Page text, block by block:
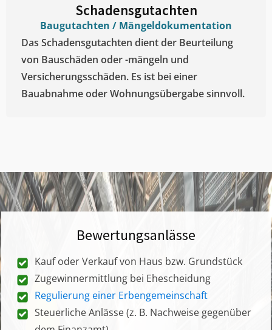
Schadensgutachten
Baugutachten / Mängeldokumentation
Das Schadensgutachten dient der Beurteilung
von Bauschäden oder -mängeln und
Versicherungsschäden. Es ist bei einer
Bauabnahme oder Wohnungsübergabe sinnvoll.
Bewertungsanlässe
Kauf oder Verkauf von Haus bzw. Grundstück
Zugewinnermittlung bei Ehescheidung
Regulierung einer Erbengemeinschaft
Steuerliche Anlässe (z. B. Nachweise gegenüber